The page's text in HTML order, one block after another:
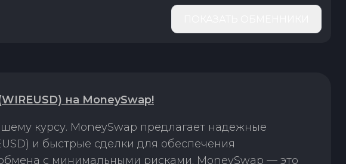
на MoneySwap!
курсу. MoneySwap предлагает надежные
и быстрые сделки для обеспечения
с минимальными рисками. MoneySwap — это